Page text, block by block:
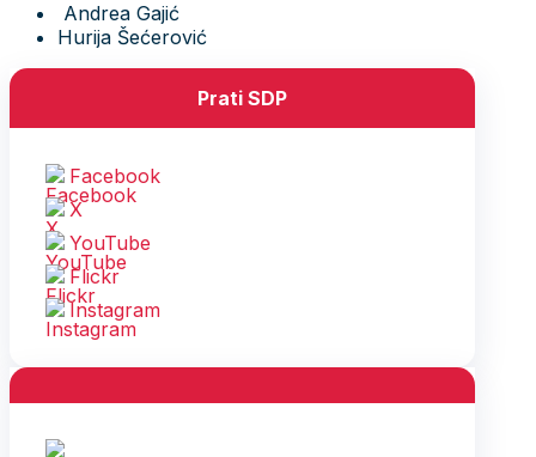
Andrea Gajić
Hurija Šećerović
Prati SDP
Facebook
X
YouTube
Flickr
Instagram